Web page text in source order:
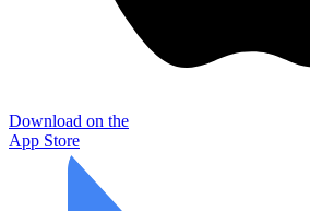
Download on the
App Store